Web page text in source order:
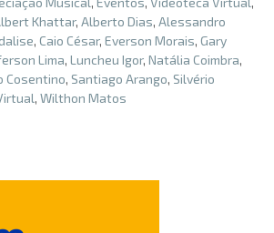
Khattar, Alberto Dias, Alessandro
, Caio César, Everson Morais, Gary
Lima, Luncheu Igor, Natália Coimbra,
Cosentino, Santiago Arango, Silvério
, Wilthon Matos